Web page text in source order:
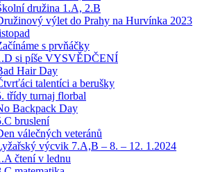
družina 1.A, 2.B
výlet do Prahy na Hurvínka 2023
s prvňáčky
si píše VYSVĚDČENÍ
Hair Day
talentíci a berušky
třídy turnaj florbal
Backpack Day
bruslení
válečných veteránů
výcvik 7.A,B – 8. – 12. 1.2024
čtení v lednu